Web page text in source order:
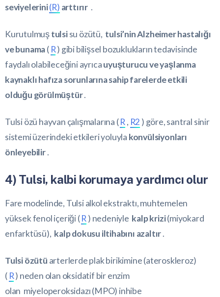
seviyelerini(R) arttırır .
Kurutulmuştulsisu özütü, tulsi’nin Alzheimer hastalığı
ve bunama( R) gibi bilişsel bozuklukların tedavisinde
faydalı olabileceğini ayrıcauyuşturucu ve yaşlanma
kaynaklı hafıza sorunlarına sahip farelerde etkili
olduğu görülmüştür.
Tulsi özü hayvan çalışmalarına (R , R2 ) göre, santral sinir
sistemi üzerindeki etkileri yoluyla konvülsiyonları
önleyebilir.
4) Tulsi, kalbi korumaya yardımcı olur
Fare modelinde, Tulsi alkol ekstraktı, muhtemelen
yüksek fenol içeriği (R ) nedeniyle kalp krizi(miyokard
enfarktüsü), kalp dokusu iltihabını azaltır.
Tulsi özütü arterlerde plak birikimine (ateroskleroz)
( R) neden olan oksidatif bir enzim
olan miyeloperoksidazı (MPO) inhibe